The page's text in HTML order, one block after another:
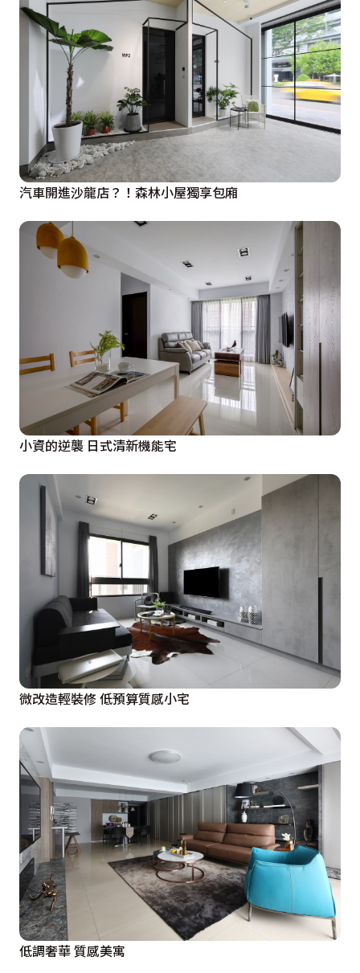
汽車開進沙龍店？！森林小屋獨享包廂
小資的逆襲 日式清新機能宅
微改造輕裝修 低預算質感小宅
低調奢華 質感美寓